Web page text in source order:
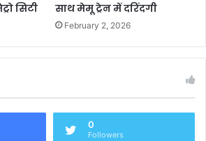
सिटी
साथ मेमू ट्रेन में दरिंदगी
February 2, 2026
0
Followers